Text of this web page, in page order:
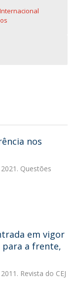
nos
Questões
em vigor
para a frente,
Revista do CEJ